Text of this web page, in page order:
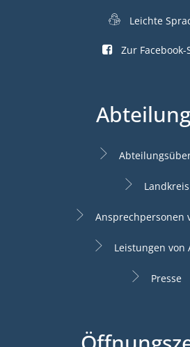
Leichte
Zur Facebook-
Landkreis
Ansprechpersonen
Leistungen von
Presse